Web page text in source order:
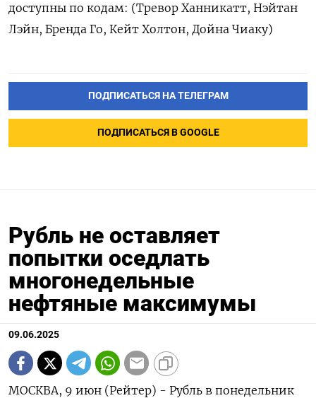
доступны по кодам: (Тревор Ханникатт, Нэйтан
Лэйн, Бренда Го, Кейт Холтон, Дойна Чиаку)
ПОДПИСАТЬСЯ НА ТЕЛЕГРАМ
ПОДПИСАТЬСЯ В GOOGLE
Рубль не оставляет
попытки оседлать
многонедельные
нефтяные максимумы
09.06.2025
МОСКВА, 9 июн (Рейтер) - Рубль в понедельник